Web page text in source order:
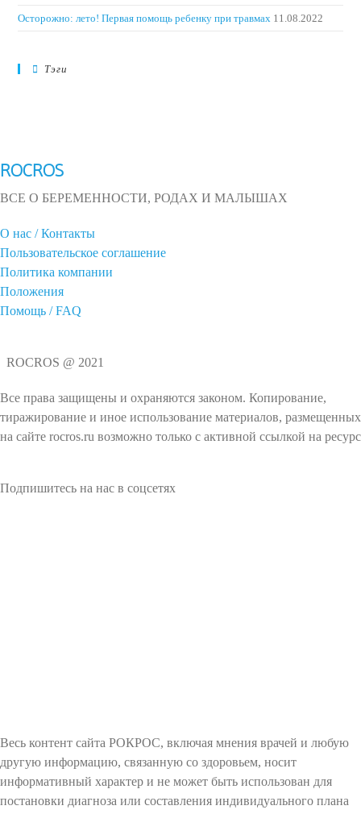
Осторожно: лето! Первая помощь ребенку при травмах 11.08.2022
Тэги
ROCROS
ВСЕ О БЕРЕМЕННОСТИ, РОДАХ И МАЛЫШАХ
О нас / Контакты
Пользовательское соглашение
Политика компании
Положения
Помощь / FAQ
ROCROS @ 2021
Все права защищены и охраняются законом. Копирование,
тиражирование и иное использование материалов, размещенных
на сайте rocros.ru возможно только с активной ссылкой на ресурс
Подпишитесь на нас в соцсетях
Весь контент сайта РОКРОС, включая мнения врачей и любую
другую информацию, связанную со здоровьем, носит
информативный характер и не может быть использован для
постановки диагноза или составления индивидуального плана